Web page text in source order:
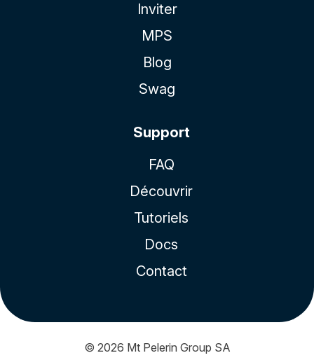
Inviter
MPS
Blog
Swag
Support
FAQ
Découvrir
Tutoriels
Docs
Contact
© 2026 Mt Pelerin Group SA